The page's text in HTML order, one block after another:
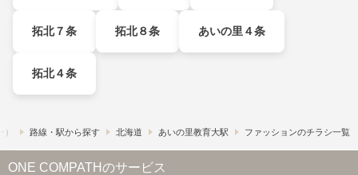
拓北７条 拓北８条 あいの里４条
拓北４条
路線・駅から探す 北海道 あいの里教育大駅 ファッションのチラシ一覧
ONE COMPATHのサービス